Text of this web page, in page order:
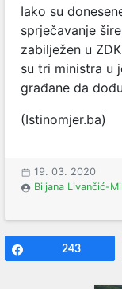
Iako su
sprječavanje
zabilježen u
su tri ministra u
građane da
(Istinomjer.ba)
19. 03. 2020
Biljana Livančić-
243